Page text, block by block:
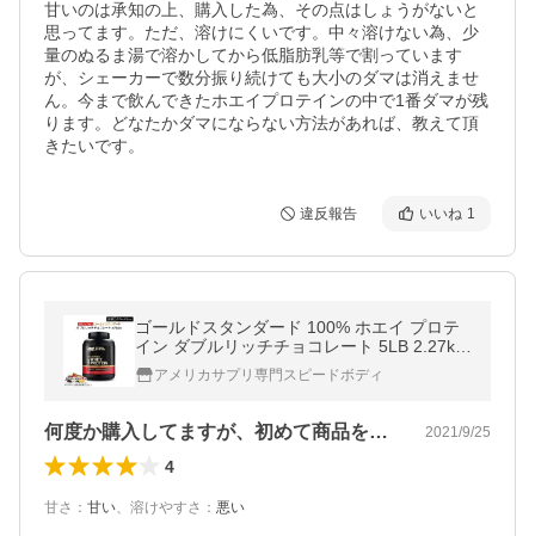
甘いのは承知の上、購入した為、その点はしょうがないと
思ってます。ただ、溶けにくいです。中々溶けない為、少
量のぬるま湯で溶かしてから低脂肪乳等で割っています
が、シェーカーで数分振り続けても大小のダマは消えませ
ん。今まで飲んできたホエイプロテインの中で1番ダマが残
ります。どなたかダマにならない方法があれば、教えて頂
きたいです。
違反報告 いいね 1
ゴールドスタンダード 100% ホエイ プロテ
イン ダブルリッチチョコレート 5LB 2.27kg
【正規契約販売法人 オフィシャルショッ
プ】アメリカサプリ専門スピードボディ
何度か購入してますが、初めて商品を見た… 2021/9/25
4
甘さ ： 甘い、 溶けやすさ ： 悪い